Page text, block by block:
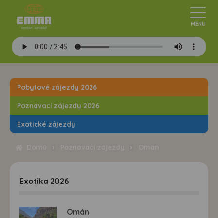
Pobytové zájezdy 2026
Poznávací zájezdy 2026
Exotické zájezdy
Exotika 2026
Omán